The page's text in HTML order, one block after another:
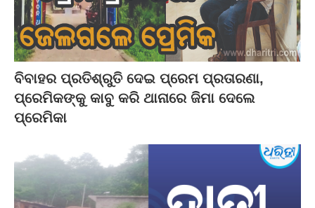
ବିବାହର ପ୍ରତିଶ୍ରୁତି ଦେଇ ପ୍ରେମ ପ୍ରତାରଣା,
ପ୍ରେମିକଙ୍କୁ କାବୁ କରି ଥାନାରେ ଜିମା ଦେଲେ
ପ୍ରେମିକା